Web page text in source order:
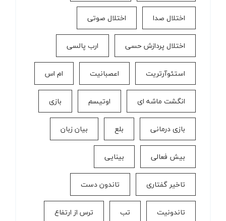
اختلال صدا اختلال صوتی
اختلال پردازش حسی ارب پالسی
استئوآرتریت اعصبانیت ام اس
انگشت ماشه ای اوتیسم بازی
بازی درمانی بلع بیان زبان
بیش فعالی بینایی
تاخیر گفتاری تاندون دست
تاندونیت تب ترس از ارتفاع